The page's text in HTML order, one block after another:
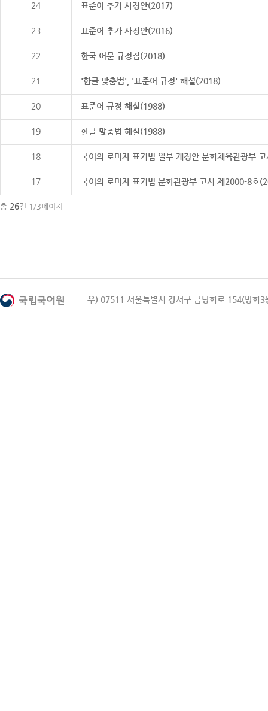
24 표준어 추가 사정안(2017)
23 표준어 추가 사정안(2016)
22 한국 어문 규정집(2018)
21 '한글 맞춤법', '표준어 규정' 해설(2018)
20 표준어 규정 해설(1988)
19 한글 맞춤법 해설(1988)
18 국어의 로마자 표기법 일부 개정안 문화체육관광부
17 국어의 로마자 표기법 문화관광부 고시 제2000-8호
총 26건 1/3페이지
우) 07511 서울특별시 강서구 금낭화로 154(방화3